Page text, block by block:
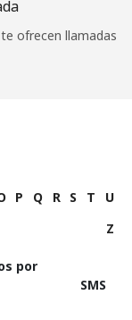
ofrecen llamadas
P Q R S T
U
Z
por
SMS